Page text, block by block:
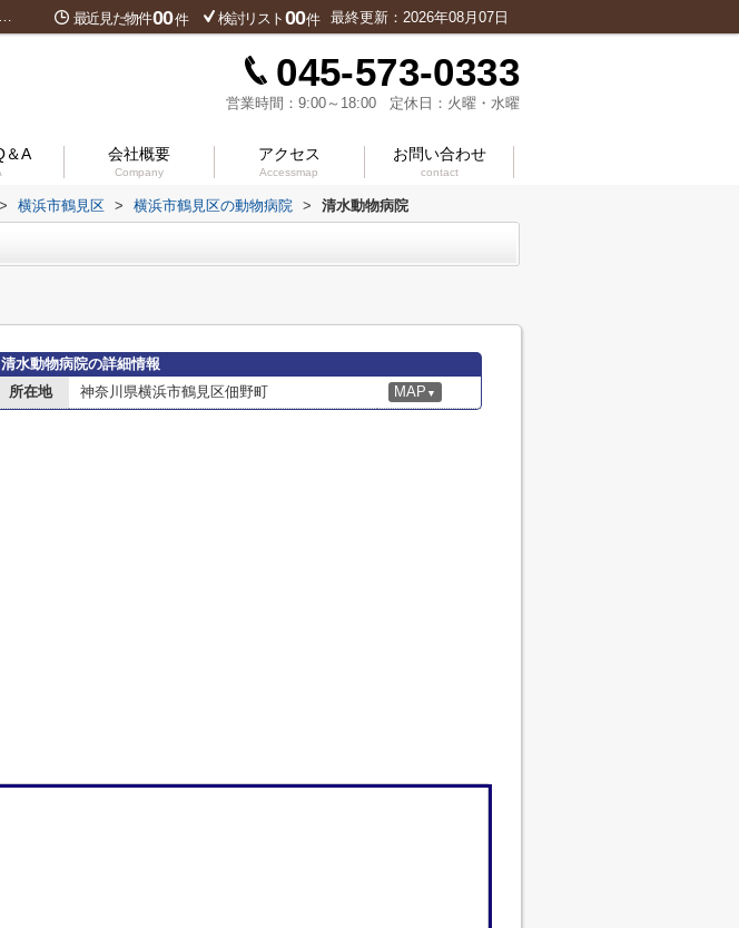
市鶴見区の土地・戸建て・マンションは吉田ビルディング 最近見た物件00件 検討リスト 00件 最終更新：2026年08月07日
045-573-0333
営業時間：9:00～18:00 定休日：火曜・水曜
＆A 会社概要
Company
アクセス
Accessmap
お問い合わせ
contact
> 横浜市鶴見区 > 横浜市鶴見区の動物病院 > 清水動物病院
清水動物病院の詳細情報
所在地
神奈川県横浜市鶴見区佃野町 MAP ▼